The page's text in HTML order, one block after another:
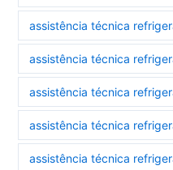
assistência técnica
assistência técnica
assistência técnica
assistência técnica
assistência técnica